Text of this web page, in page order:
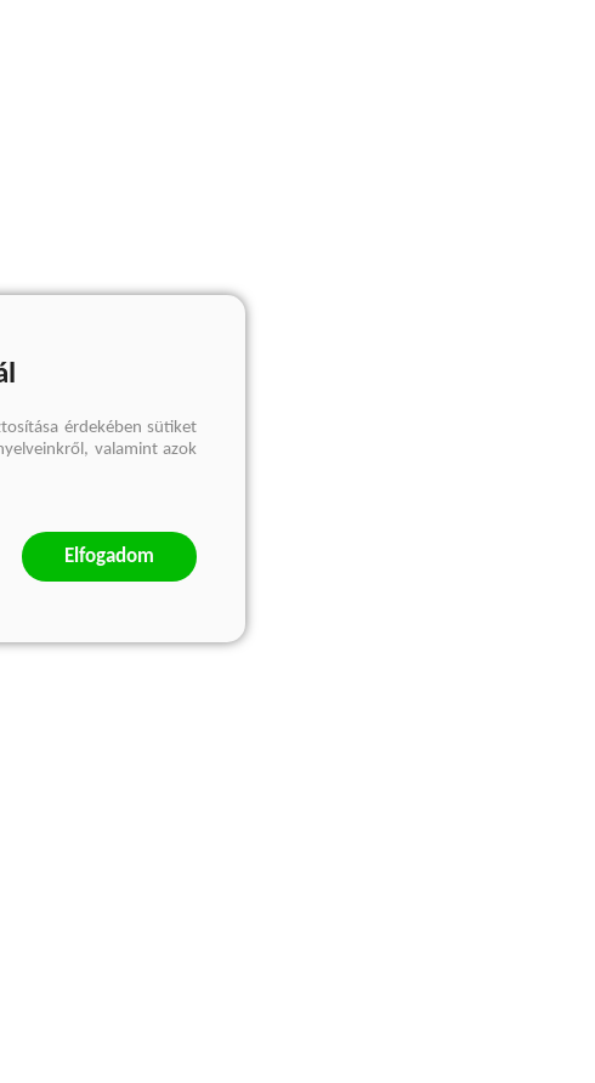
érdekében sütiket
valamint azok
Elfogadom